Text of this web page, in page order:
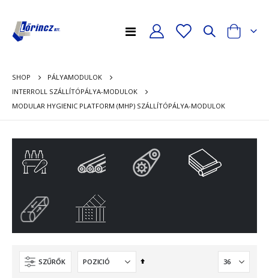
Toggle
Cart
SHOP
PÁLYAMODULOK
INTERROLL SZÁLLÍTÓPÁLYA-MODULOK
MODULAR HYGIENIC PLATFORM (MHP) SZÁLLÍTÓPÁLYA-MODULOK
SZŰRŐK
Csökkenő